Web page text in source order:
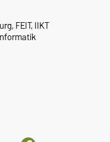
FEIT, IIKT